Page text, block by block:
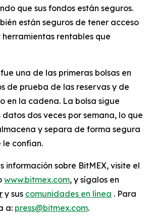
que sus fondos están seguros.
están seguros de tener acceso
rentables que
una de las primeras bolsas en
de prueba de las reservas y de
en la cadena. La bolsa sigue
dos veces por semana, lo que
y separa de forma segura
le confían.
información sobre BitMEX, visite el
www.bitmex.com, y sígalos en
r y sus comunidades en línea . Para
a: press@bitmex.com.